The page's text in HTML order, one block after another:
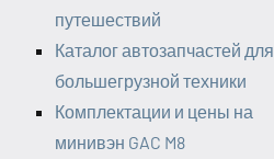
путешествий
Каталог автозапчастей для
большегрузной техники
Комплектации и цены на
минивэн GAC M8